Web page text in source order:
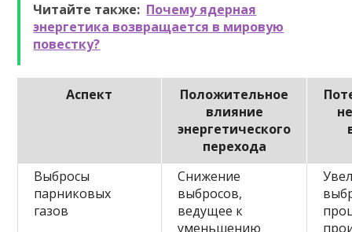
Читайте также: Почему ядерная
энергетика возвращается в мировую
повестку?
Аспект
Положительное
влияние
энергетического
перехода
Выбросы
парниковых
газов
Снижение
выбросов,
ведущее к
уменьшению